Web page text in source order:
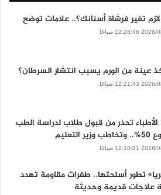
تغير فرشاة أسنانك؟.. علامات توضح
12:28:46 صباحًا
عينة من الورم يسبب انتشار السرطان؟
12:21:43 صباحًا
الأطباء تحذر من قبول طلاب لدراسة الطب
12:18:01 صباحًا
تطور أسلحتها.. طفرات مقاومة تهدد
علاجات قديمة وحديثة